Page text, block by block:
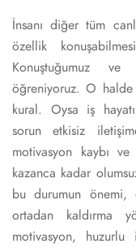
İnsanı diğer tüm
özellik
Konuştuğumuz
öğreniyoruz. O
kural. Oysa iş
sorun etkisiz
motivasyon kaybı
kazanca kadar
bu durumun
ortadan kaldırma
motivasyon,